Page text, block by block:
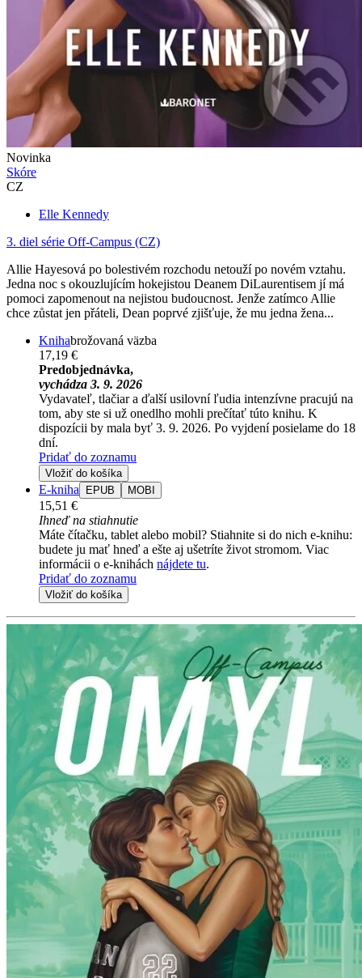
Novinka
Skóre
CZ
Elle Kennedy
3. diel série Off-Campus (CZ)
Allie Hayesová po bolestivém rozchodu netouží po novém vztahu.
Jedna noc s okouzlujícím hokejistou Deanem DiLaurentisem jí má
pomoci zapomenout na nejistou budoucnost. Jenže zatímco Allie
chce zůstat jen přáteli, Dean poprvé zjišťuje, že mu jedna žena...
Knihabrožovaná väzba
17,19 €
Predobjednávka,
vychádza 3. 9. 2026
Vydavateľ, tlačiar a ďalší usilovní ľudia intenzívne pracujú na
tom, aby ste si už onedlho mohli prečítať túto knihu. K
dispozícii by mala byť 3. 9. 2026. Po vyjdení posielame do 18
dní.
Pridať do zoznamu
Vložiť do košíka
E-kniha EPUB MOBI
15,51 €
Ihneď na stiahnutie
Máte čítačku, tablet alebo mobil? Stiahnite si do nich e-knihu:
budete ju mať hneď a ešte aj ušetríte život stromom. Viac
informácii o e-knihách nájdete tu.
Pridať do zoznamu
Vložiť do košíka